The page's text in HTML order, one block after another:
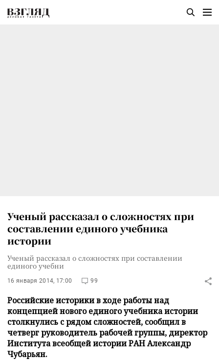
Ученый рассказал о сложностях при
составлении единого учебника
истории
Ученый рассказал о сложностях при составлении
единого учебни
16 января 2014, 17:00 99
Российские историки в ходе работы над
концепцией нового единого учебника истории
столкнулись с рядом сложностей, сообщил в
четверг руководитель рабочей группы, директор
Института всеобщей истории РАН Александр
Чубарьян.